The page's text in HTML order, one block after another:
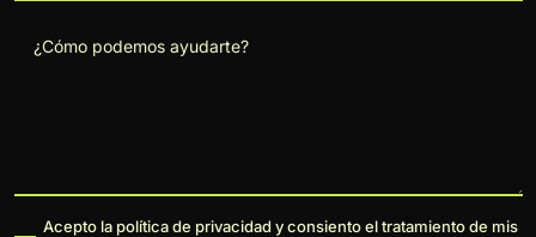
Acepto la política de privacidad y consiento el tratamiento de mis